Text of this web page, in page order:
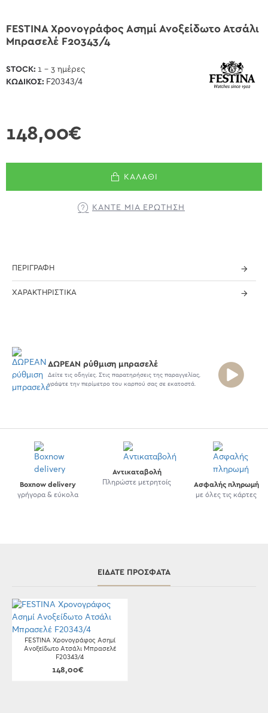
FESTINA Χρονογράφος Ασημί Ανοξείδωτο Ατσάλι
Μπρασελέ F20343/4
148,00€
STOCK: 1 - 3 ημέρες
ΚΩΔΙΚΌΣ: F20343/4
ΚΑΛΆΘΙ
ΚΆΝΤΕ ΜΊΑ ΕΡΏΤΗΣΗ
ΠΕΡΙΓΡΑΦΉ
ΧΑΡΑΚΤΗΡΙΣΤΙΚΆ
Boxnow delivery
γρήγορα & εύκολα
Αντικαταβολή
Πληρώστε μετρητοίς
Ασφαλής πληρωμή
με όλες τις κάρτες
ΔΩΡΕΑΝ ρύθμιση μπρασελέ
Δείτε τις οδηγίες. Στις παρατηρήσεις της παραγγελίας,
γράψτε την περίμετρο του καρπού σας σε εκατοστά.
ΕΊΔΑΤΕ ΠΡΌΣΦΑΤΑ
FESTINA Χρονογράφος Ασημί
Ανοξείδωτο Ατσάλι Μπρασελέ
F20343/4
148,00€